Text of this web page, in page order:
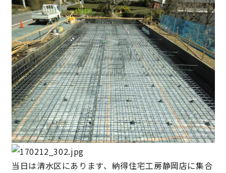
お知らせ 土地情報
近日分譲予定情報 会社情報
動画ギャラリー 採用情報
サイトマップ プライバシーポリシー
よくある質問
当日は清水区にあります、納得住宅工房静岡店に集合